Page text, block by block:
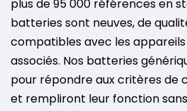
plus de 95 000 références en
batteries sont neuves, de
compatibles avec les
associés. Nos batteries
pour répondre aux critères de
et rempliront leur fonction